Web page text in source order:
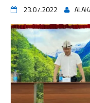
23.07.2022